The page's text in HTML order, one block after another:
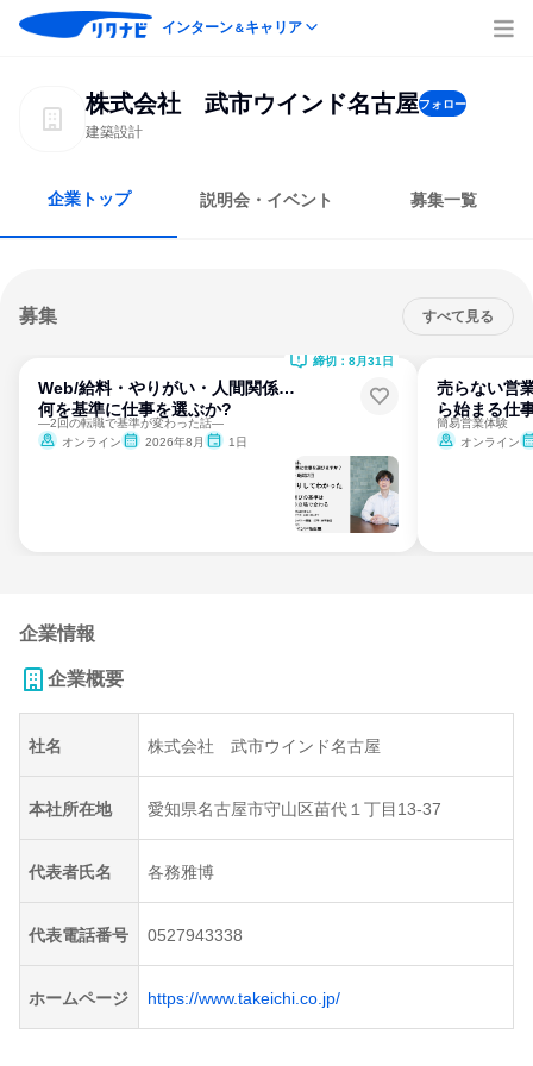
インターン＆キャリア
株式会社 武市ウインド名古屋フォロー
建築設計
企業トップ 説明会・イベント 募集一覧
募集 すべて見る
Web/給料・やりがい・人間関係…
何を基準に仕事を選ぶか?
―2回の転職で基準が変わった話―
オンライン
2026年8月 1日
締切：8月31日
売らない営
ら始まる仕
簡易営業体験
オンライン
企業情報
企業概要
社名 株式会社 武市ウインド名古屋
本社所在地 愛知県名古屋市守山区苗代１丁目13-37
代表者氏名 各務雅博
代表電話番号 0527943338
ホームページ https://www.takeichi.co.jp/